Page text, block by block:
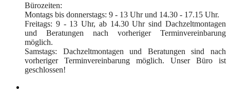
Bürozeiten:
Montags bis donnerstags: 9 - 13 Uhr und 14.30 - 17.15 Uhr.
Freitags: 9 - 13 Uhr, ab 14.30 Uhr sind Dachzeltmontagen
und Beratungen nach vorheriger Terminvereinbarung
möglich.
Samstags: Dachzeltmontagen und Beratungen sind nach
vorheriger Terminvereinbarung möglich. Unser Büro ist
geschlossen!